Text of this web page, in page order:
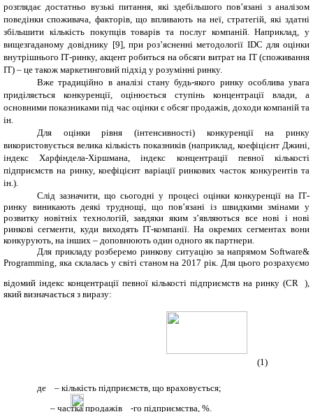
розглядає достатньо вузькі питання, які здебільшого пов’язані з аналізом
поведінки споживача, факторів, що впливають на неї, стратегій, які здатні
збільшити кількість покупців товарів та послуг компаній. Наприклад, у
вищезгаданому довіднику [9], при роз’ясненні методології IDC для оцінки
внутрішнього ІТ-ринку, акцент робиться на обсяги витрат на ІТ (споживання
ІТ) – це також маркетинговий підхід у розумінні ринку.
Вже традиційно в аналізі стану будь-якого ринку особлива увага
приділяється конкуренції, оцінюється ступінь концентрації влади, а
основними показниками під час оцінки є обсяг продажів, доходи компаній та
ін.
Для оцінки рівня (інтенсивності) конкуренції на ринку
використовується велика кількість показників (наприклад, коефіцієнт Джині,
індекс Харфіндела-Хіршмана, індекс концентрації певної кількості
підприємств на ринку, коефіцієнт варіації ринкових часток конкурентів та
ін.).
Слід зазначити, що сьогодні у процесі оцінки конкуренції на ІТ-
ринку виникають деякі труднощі, що пов’язані із швидкими змінами у
розвитку новітніх технологій, завдяки яким з’являються все нові і нові
ринкові сегменти, куди виходять ІТ-компанії. На окремих сегментах вони
конкурують, на інших – доповнюють один одного як партнери.
Для прикладу розберемо ринкову ситуацію за напрямом Software&
Programming, яка склалась у світі станом на 2017 рік. Для цього розрахуємо
відомий індекс концентрації певної кількості підприємств на ринку (CR
),
який визначається з виразу:
(1)
де
– кількість підприємств, що враховується;
– частка продажів
-го підприємства, %.